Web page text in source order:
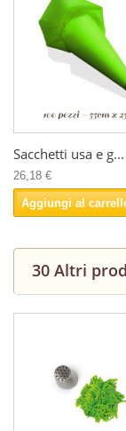
Sacchetti usa e g...
26,18 €
Aggiungi al
30 Altri